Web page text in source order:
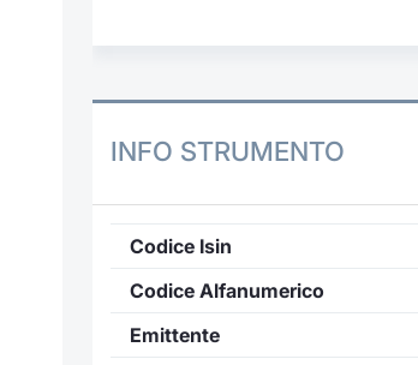
INFO STRUMENTO
Codice Isin
Codice Alfanumerico
Emittente